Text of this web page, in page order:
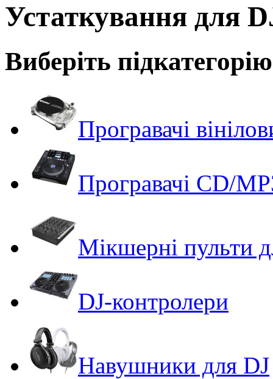
Устаткування для
Виберіть підкатегорію
Програвачі
Програвачі CD/
Мікшерні пульти
DJ-контролери
Навушники для DJ